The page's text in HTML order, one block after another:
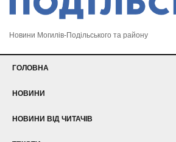
Новини Могилів-Подільського та району
ГОЛОВНА
НОВИНИ
НОВИНИ ВІД ЧИТАЧІВ